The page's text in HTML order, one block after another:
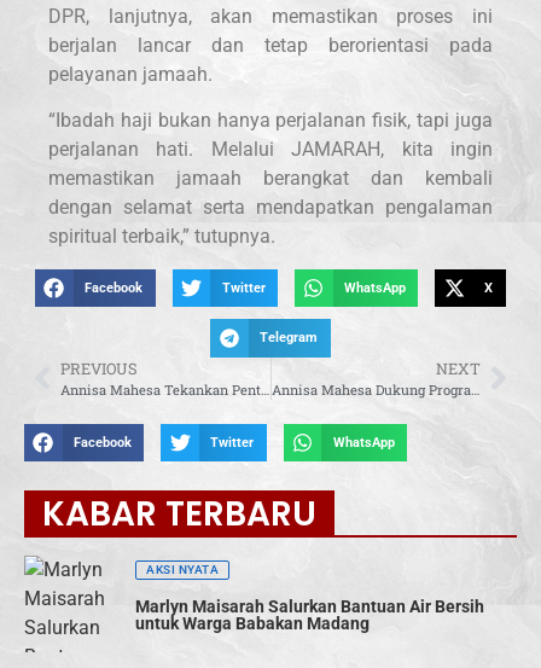
DPR, lanjutnya, akan memastikan proses ini
berjalan lancar dan tetap berorientasi pada
pelayanan jamaah.
“Ibadah haji bukan hanya perjalanan fisik, tapi juga
perjalanan hati. Melalui JAMARAH, kita ingin
memastikan jamaah berangkat dan kembali
dengan selamat serta mendapatkan pengalaman
spiritual terbaik,” tutupnya.
Facebook Twitter WhatsApp X
Telegram
PREVIOUS NEXT
Annisa Mahesa Dukung Program Magang Nasional: Peluang Nyata bagi Generasi Muda Siap Kerja
Facebook Twitter WhatsApp
KABAR TERBARU
AKSI NYATA
Marlyn Maisarah Salurkan Bantuan Air Bersih
untuk Warga Babakan Madang